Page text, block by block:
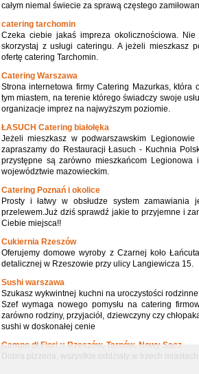
całym niemal świecie za sprawą częstego
catering tarchomin
Czeka ciebie jakaś impreza okolicznościowa.
skorzystaj z usługi cateringu. A jeżeli mieszkasz
ofertę catering Tarchomin.
Catering Warszawa
Strona internetowa firmy Catering Mazurkas,
tym miastem, na terenie którego świadczy swoje
organizacje imprez na najwyższym poziomie.
ŁASUCH Catering białołęka
Jeżeli mieszkasz w podwarszawskim
zapraszamy do Restauracji Łasuch - Kuchnia
przystępne są zarówno mieszkańcom Legionowa
województwie mazowieckim.
Catering Poznań i okolice
Prosty i łatwy w obsłudze system zamawiania
przelewem.Już dziś sprawdź jakie to przyjemne i
Ciebie miejsca!!
Cukiernia Rzeszów
Oferujemy domowe wyroby z Czarnej koło
detalicznej w Rzeszowie przy ulicy Langiewicza 15.
Sushi warszawa
Szukasz wykwintnej kuchni na uroczystości
Szef wymaga nowego pomysłu na catering
zarówno rodziny, przyjaciół, dziewczyny czy
sushi w doskonałej cenie
Campo di Fiori :: Rzeszów, Tarnów, Nowy Sącz
Dobra pizzeria, wszystkie oddziały w trzech